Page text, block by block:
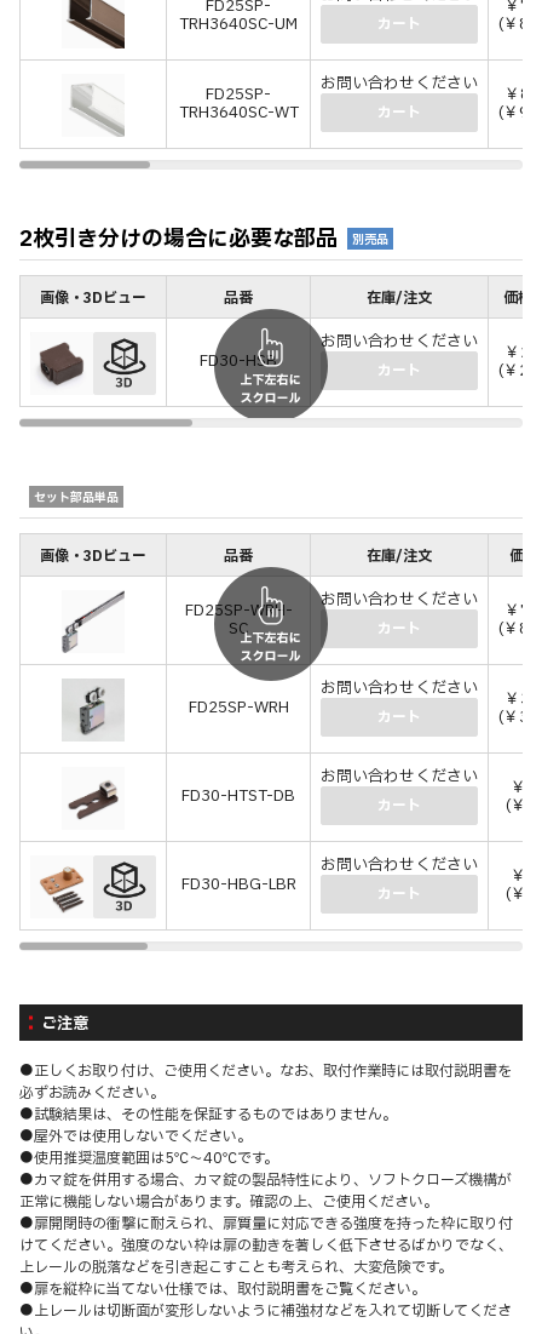
FD25SP-
TRH3640SC-UM カート
￥
(￥
FD25SP-
TRH3640SC-WT
お問い合わせください
カート
￥
(￥
2枚引き分けの場合に必要な部品 別売品
画像・3Dビュー 品番 在庫/注文 価格(
FD30-HSB
お問い合わせください
カート
￥
(￥
セット部品単品
画像・3Dビュー 品番 在庫/注文 価
FD25SP-WRH-
SC
お問い合わせください
カート
￥
(￥
FD25SP-WRH
お問い合わせください
カート
￥
(￥
FD30-HTST-DB
お問い合わせください
カート
￥
(￥
FD30-HBG-LBR
お問い合わせください
カート
￥
(￥
ご注意
●正しくお取り付け、ご使用ください。なお、取付作業時には取付説明書を
必ずお読みください。
●試験結果は、その性能を保証するものではありません。
●屋外では使用しないでください。
●使用推奨温度範囲は5℃～40℃です。
●カマ錠を併用する場合、カマ錠の製品特性により、ソフトクローズ機構が
正常に機能しない場合があります。確認の上、ご使用ください。
●扉開閉時の衝撃に耐えられ、扉質量に対応できる強度を持った枠に取り付
けてください。強度のない枠は扉の動きを著しく低下させるばかりでなく、
上レールの脱落などを引き起こすことも考えられ、大変危険です。
●扉を縦枠に当てない仕様では、取付説明書をご覧ください。
●上レールは切断面が変形しないように補強材などを入れて切断してくださ